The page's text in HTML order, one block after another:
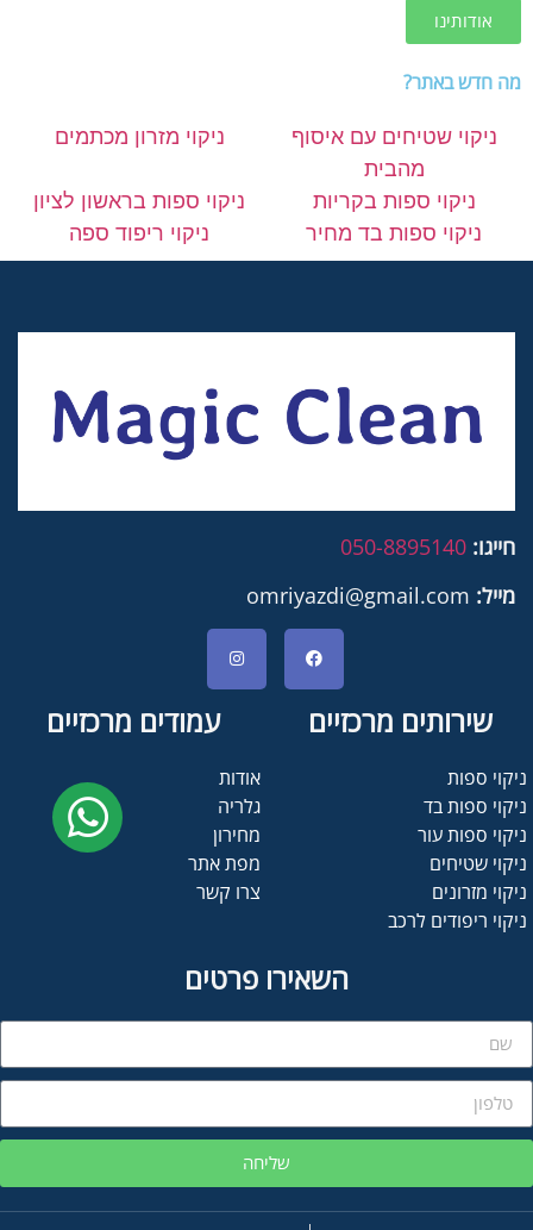
אודותינו
מה חדש באתר?
ניקוי שטיחים עם איסוף
מהבית
ניקוי מזרון מכתמים
ניקוי ספות בקריות
ניקוי ספות בראשון לציון
ניקוי ספות בד מחיר
ניקוי ריפוד ספה
חייגו: 050-8895140
מייל:omriyazdi@gmail.com
שירותים מרכזיים
ניקוי ספות
ניקוי ספות בד
ניקוי ספות עור
ניקוי שטיחים
ניקוי מזרונים
ניקוי ריפודים לרכב
עמודים מרכזיים
אודות
גלריה
מחירון
מפת אתר
צרו קשר
השאירו פרטים
שליחה